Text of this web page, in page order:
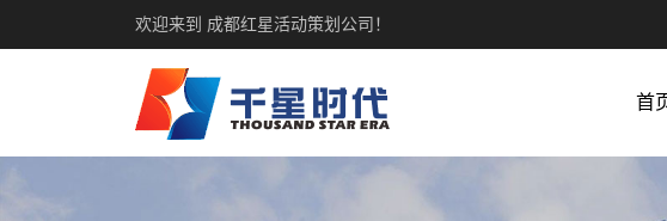
欢迎来到 成都红星活动策划公司！
首